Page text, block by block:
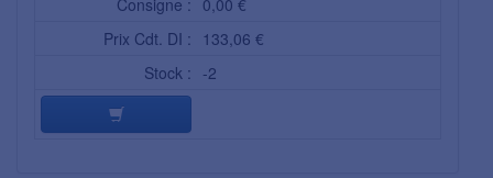
Prix Cdt. DI : 133,06 €
Stock : -2